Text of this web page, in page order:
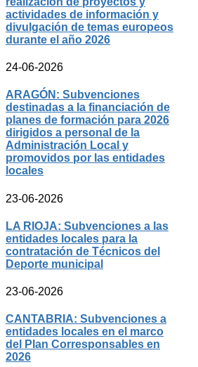
actividades de información y
divulgación de temas europeos
durante el año 2026
24-06-2026
ARAGÓN: Subvenciones
destinadas a la financiación de
planes de formación para 2026
dirigidos a personal de la
Administración Local y
promovidos por las entidades
locales
23-06-2026
LA RIOJA: Subvenciones a las
entidades locales para la
contratación de Técnicos del
Deporte municipal
23-06-2026
CANTABRIA: Subvenciones a
entidades locales en el marco
del Plan Corresponsables en
2026